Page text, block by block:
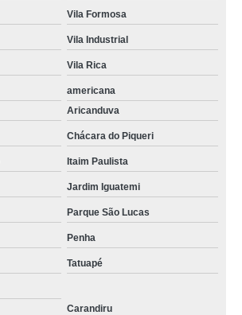
Vila Formosa
Vila Industrial
Vila Rica
americana
Aricanduva
Chácara do Piqueri
Itaim Paulista
Jardim Iguatemi
Parque São Lucas
Penha
Tatuapé
Carandiru